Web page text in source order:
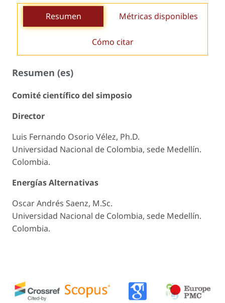
Resumen Métricas disponibles
Cómo citar
Resumen (es)
Comité científico del simposio
Director
Luis Fernando Osorio Vélez, Ph.D.
Universidad Nacional de Colombia, sede Medellín.
Colombia.
Energías Alternativas
Oscar Andrés Saenz, M.Sc.
Universidad Nacional de Colombia, sede Medellín.
Colombia.